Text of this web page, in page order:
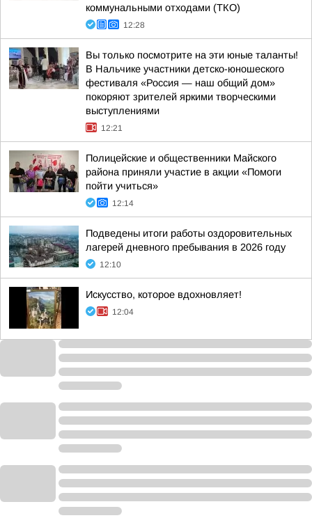
коммунальными отходами (ТКО)
12:28
Вы только посмотрите на эти юные таланты!
В Нальчике участники детско-юношеского
фестиваля «Россия — наш общий дом»
покоряют зрителей яркими творческими
выступлениями
12:21
Полицейские и общественники Майского
района приняли участие в акции «Помоги
пойти учиться»
12:14
Подведены итоги работы оздоровительных
лагерей дневного пребывания в 2026 году
12:10
Искусство, которое вдохновляет!
12:04